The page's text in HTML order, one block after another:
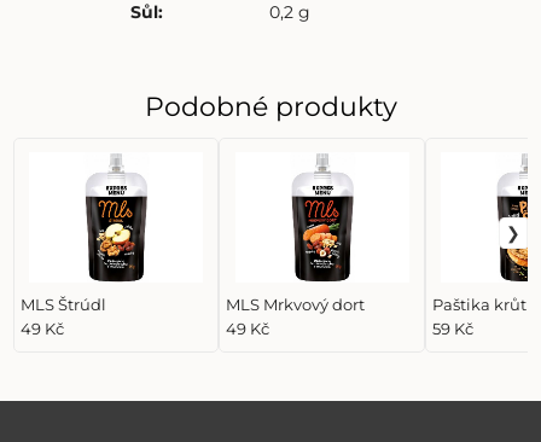
Sůl: 0,2 g
Podobné produkty
MLS Štrúdl
49 Kč
MLS Mrkvový dort
49 Kč
Paštika krůtí
59 Kč